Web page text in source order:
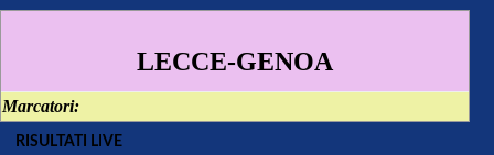
LECCE-GENOA
Marcatori:
RISULTATI LIVE